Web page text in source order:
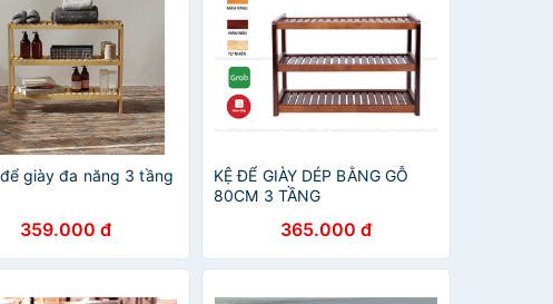
giày đa năng 3 tầng
359.000 đ
KỆ ĐỂ GIÀY DÉP BẰNG GỖ
80CM 3 TẦNG
365.000 đ